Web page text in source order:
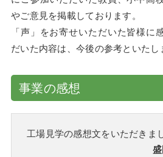
やご意見を掲載しております。
「声」をお寄せいただいた皆様に
だいた内容は、今後の参考といたし
事業の感想
工場見学の感想文をいただきま